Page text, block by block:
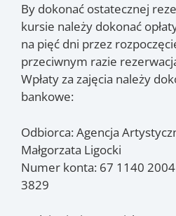
By dokonać ostatecznej
kursie należy dokonać
na pięć dni przez
przeciwnym razie
Wpłaty za zajęcia należy
bankowe:
Odbiorca: Agencja
Małgorzata Ligocki
Numer konta: 67 1140
3829